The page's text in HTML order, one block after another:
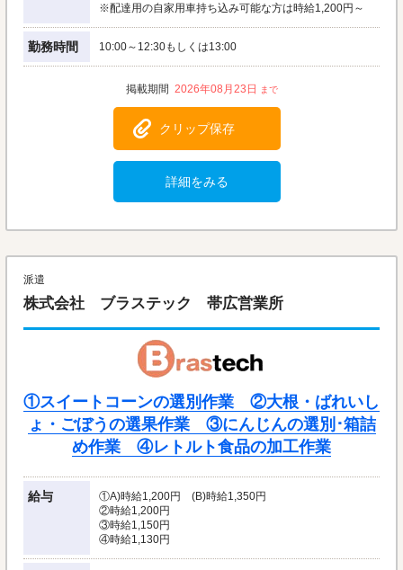
※配達用の自家用車持ち込み可能な方は時給1,200円～
勤務時間 10:00～12:30もしくは13:00
2026年08月23日
クリップ保存
詳細をみる
派遣
株式会社 ブラステック 帯広営業所
①スイートコーンの選別作業 ②大根・ばれいし
ょ・ごぼうの選果作業 ③にんじんの選別･箱詰
め作業 ④レトルト食品の加工作業
給与
①A)時給1,200円 (B)時給1,350円
②時給1,200円
③時給1,150円
④時給1,130円